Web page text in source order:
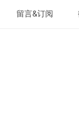
留言&订阅